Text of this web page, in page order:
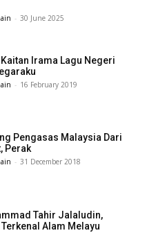
- 30 June 2025
Irama Lagu Negeri
- 16 February 2019
Pengasas Malaysia Dari
Perak
- 31 December 2018
Tahir Jalaludin,
Alam Melayu